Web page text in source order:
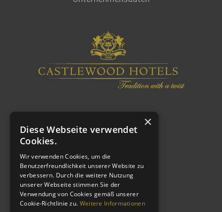
WEITERE LINKS
Impressum
×
Diese Webseite verwendet
Cookies.
Wir verwenden Cookies, um die
Benutzerfreundlichkeit unserer Website zu
verbessern. Durch die weitere Nutzung
unserer Webseite stimmen Sie der
Verwendung von Cookies gemäß unserer
Cookie-Richtlinie zu. Weitere Informationen